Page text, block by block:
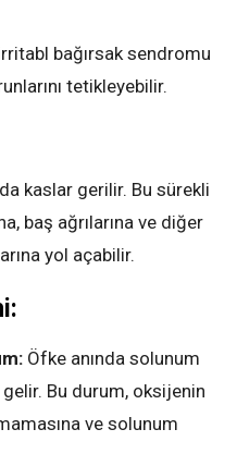
bağırsak sendromu
tetikleyebilir.
kaslar gerilir. Bu sürekli
baş ağrılarına ve diğer
yol açabilir.
Öfke anında solunum
gelir. Bu durum, oksijenin
ve solunum